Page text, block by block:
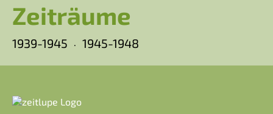
Zeiträume
1939-1945 1945-1948